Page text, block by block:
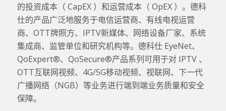
的投资成本（ CapEX ）和运营成本（ OpEX ）。德科
仕的产品广泛地服务于电信运营商、有线电视运营
商、OTT牌照方、IPTV新媒体、网络设备厂家、系统
集成商、监管单位和研究机构等。德科仕 EyeNet、
QoExpert®、QoSecure®产品系列可用于对 IPTV 、
OTT互联网视频、4G/5G移动视频、视联网、下一代
广播网络（NGB）等业务进行端到端业务质量和安全
保障。